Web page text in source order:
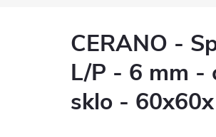
CERANO -
L/P - 6 mm -
sklo -